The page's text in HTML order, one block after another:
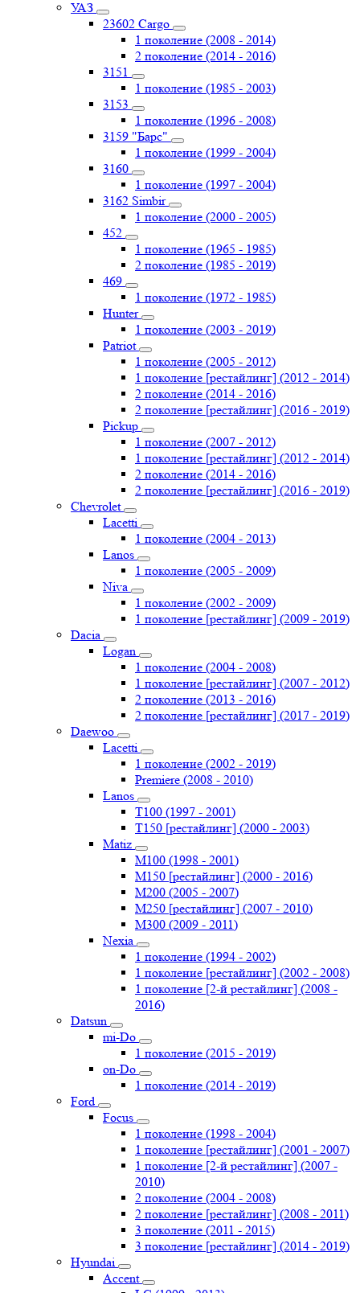
УАЗ
23602 Cargo
1 поколение (2008 - 2014)
2 поколение (2014 - 2016)
3151
1 поколение (1985 - 2003)
3153
1 поколение (1996 - 2008)
3159 "Барс"
1 поколение (1999 - 2004)
3160
1 поколение (1997 - 2004)
3162 Simbir
1 поколение (2000 - 2005)
452
1 поколение (1965 - 1985)
2 поколение (1985 - 2019)
469
1 поколение (1972 - 1985)
Hunter
1 поколение (2003 - 2019)
Patriot
1 поколение (2005 - 2012)
1 поколение [рестайлинг] (2012 - 2014)
2 поколение (2014 - 2016)
2 поколение [рестайлинг] (2016 - 2019)
Pickup
1 поколение (2007 - 2012)
1 поколение [рестайлинг] (2012 - 2014)
2 поколение (2014 - 2016)
2 поколение [рестайлинг] (2016 - 2019)
Chevrolet
Lacetti
1 поколение (2004 - 2013)
Lanos
1 поколение (2005 - 2009)
Niva
1 поколение (2002 - 2009)
1 поколение [рестайлинг] (2009 - 2019)
Dacia
Logan
1 поколение (2004 - 2008)
1 поколение [рестайлинг] (2007 - 2012)
2 поколение (2013 - 2016)
2 поколение [рестайлинг] (2017 - 2019)
Daewoo
Lacetti
1 поколение (2002 - 2019)
Premiere (2008 - 2010)
Lanos
T100 (1997 - 2001)
T150 [рестайлинг] (2000 - 2003)
Matiz
M100 (1998 - 2001)
M150 [рестайлинг] (2000 - 2016)
M200 (2005 - 2007)
M250 [рестайлинг] (2007 - 2010)
M300 (2009 - 2011)
Nexia
1 поколение (1994 - 2002)
1 поколение [рестайлинг] (2002 - 2008)
1 поколение [2-й рестайлинг] (2008 -
2016)
Datsun
mi-Do
1 поколение (2015 - 2019)
on-Do
1 поколение (2014 - 2019)
Ford
Focus
1 поколение (1998 - 2004)
1 поколение [рестайлинг] (2001 - 2007)
1 поколение [2-й рестайлинг] (2007 -
2010)
2 поколение (2004 - 2008)
2 поколение [рестайлинг] (2008 - 2011)
3 поколение (2011 - 2015)
3 поколение [рестайлинг] (2014 - 2019)
Hyundai
Accent